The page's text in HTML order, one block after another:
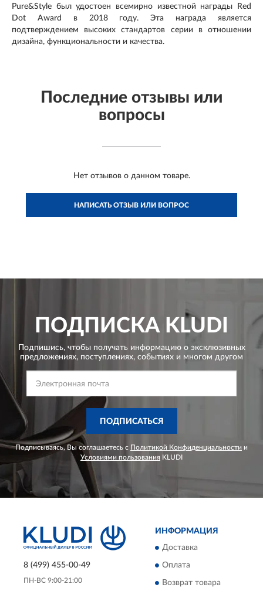
Pure&Style был удостоен всемирно известной награды Red
Dot Award в 2018 году. Эта награда является
подтверждением высоких стандартов серии в отношении
дизайна, функциональности и качества.
Последние отзывы или
вопросы
Нет отзывов о данном товаре.
НАПИСАТЬ ОТЗЫВ ИЛИ ВОПРОС
ПОДПИСКА KLUDI
Подпишись, чтобы получать информацию о эксклюзивных
предложениях, поступлениях, событиях и многом другом
ПОДПИСАТЬСЯ
Подписываясь, Вы соглашаетесь с Политикой Конфиденциальности и
Условиями пользования KLUDI
8 (499) 455-00-49
ПН-ВС 9:00-21:00
ИНФОРМАЦИЯ
Доставка
Оплата
Возврат товара